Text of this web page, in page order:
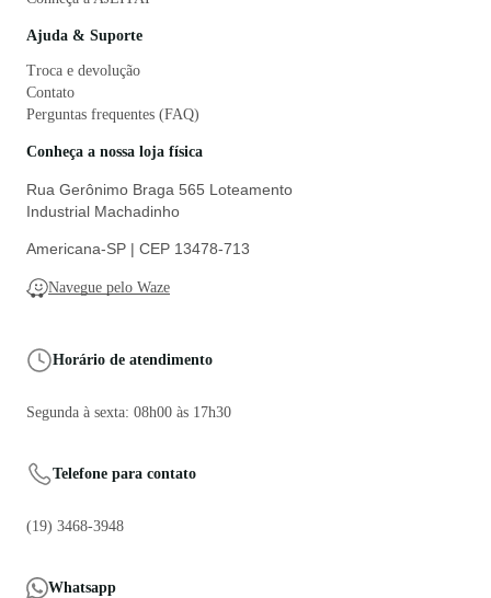
Ajuda & Suporte
Troca e devolução
Contato
Perguntas frequentes (FAQ)
Conheça a nossa loja física
Rua Gerônimo Braga 565 Loteamento
Industrial Machadinho
Americana-SP | CEP 13478-713
Navegue pelo Waze
Horário de atendimento
Segunda à sexta: 08h00 às 17h30
Telefone para contato
(19) 3468-3948
Whatsapp